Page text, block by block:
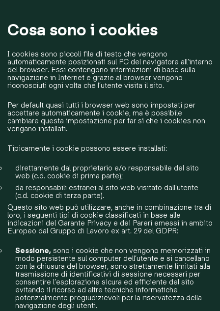
Cosa sono i cookies
I cookies sono piccoli file di testo che vengono
automaticamente posizionati sul PC del navigatore all’interno
del browser. Essi contengono informazioni di base sulla
navigazione in Internet e grazie al browser vengono
riconosciuti ogni volta che l’utente visita il sito.
Per default quasi tutti i browser web sono impostati per
accettare automaticamente i cookie, ma è possibile
cambiare questa impostazione per far sì che i cookies non
vengano installati.
Tipicamente i cookie possono essere installati:
direttamente dal proprietario e/o responsabile del sito
web (c.d. cookie di prima parte);
da responsabili estranei al sito web visitato dall’utente
(c.d. cookie di terza parte).
Questo sito web può utilizzare, anche in combinazione tra di
loro, i seguenti tipi di cookie classificati in base alle
indicazioni del Garante Privacy e dei Pareri emessi in ambito
Europeo dal Gruppo di Lavoro ex art. 29 del GDPR:
Sessione, sono i cookie che non vengono memorizzati in
modo persistente sul computer dell’utente e si cancellano
con la chiusura del browser, sono strettamente limitati alla
trasmissione di identificativi di sessione necessari per
consentire l’esplorazione sicura ed efficiente del sito
evitando il ricorso ad altre tecniche informatiche
potenzialmente pregiudizievoli per la riservatezza della
navigazione degli utenti.